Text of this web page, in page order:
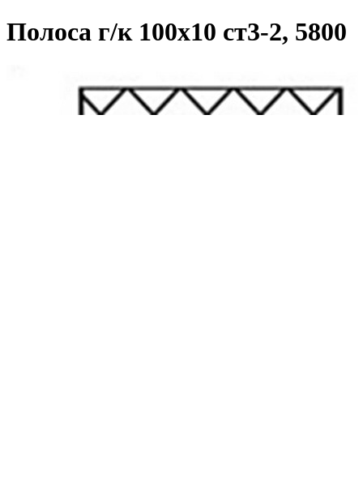
Полоса г/к 100х10 ст3-2, 5800